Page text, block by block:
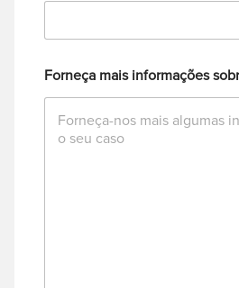
Forneça mais informações